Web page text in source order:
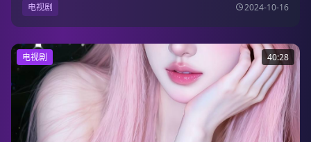
电视剧 2024-10-16
电视剧 40:28